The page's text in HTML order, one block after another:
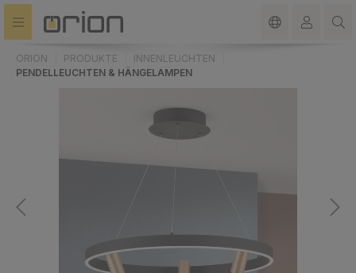
springen
ORION PRODUKTE
INNENLEUCHTEN
PENDELLEUCHTEN & HÄNGELAMPEN